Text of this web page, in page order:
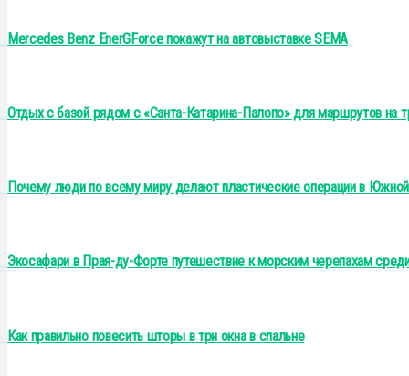
Mercedes Benz EnerGForce покажут на автовыставке SEMA
Отдых с базой рядом с «Санта-Катарина-Палопо» для маршрутов на
Почему люди по всему миру делают пластические операции в
Экосафари в Прая-ду-Форте путешествие к морским черепахам
Как правильно повесить шторы в три окна в спальне